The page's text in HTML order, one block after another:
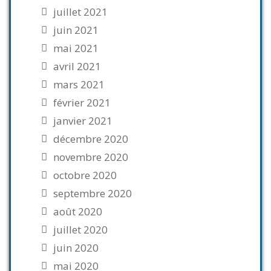
juillet 2021
juin 2021
mai 2021
avril 2021
mars 2021
février 2021
janvier 2021
décembre 2020
novembre 2020
octobre 2020
septembre 2020
août 2020
juillet 2020
juin 2020
mai 2020